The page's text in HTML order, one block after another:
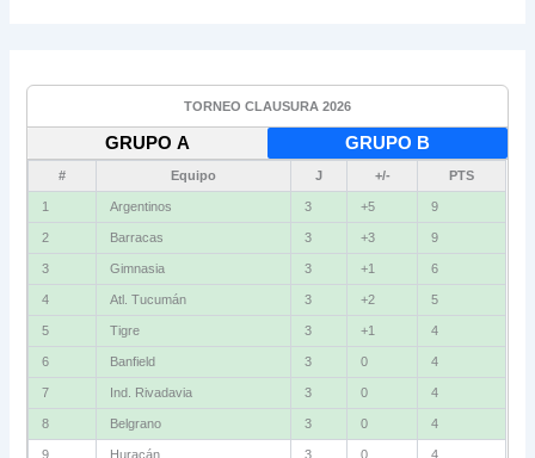
TORNEO CLAUSURA 2026
GRUPO A GRUPO B
# Equipo J +/- PTS
1 Vélez 3 +4 9
2 Independiente 3 +2 6
3 Gimnasia (M) 3 +2 6
4 Instituto 3 +1 6
5 Newell's 3 0 4
6 Unión 3 -1 4
7 Boca 3 -2 4
8 Defensa 3 -2 4
9 Talleres 3 +1 3